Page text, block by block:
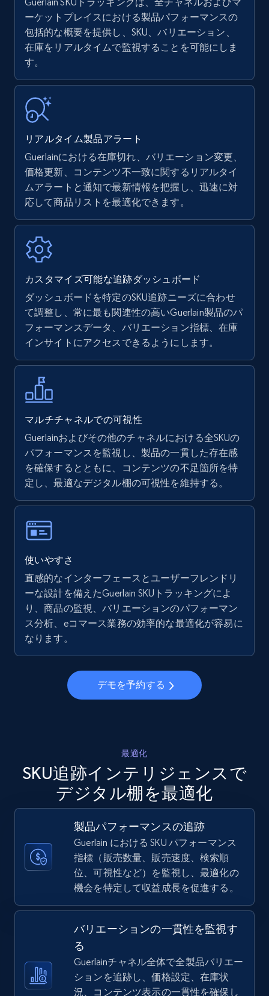
Amazon products - find products by using
upc numbers
Title, Seller name, Brand, Description, Initial
price, Currency, Availability, Reviews count, and
Amazon Reviews
URL, Product name, Product rating, Product
Author name, Asin, and more.
7.4K+
Walmart - products
URL, Final price, Sku, Currency, Gtin,
more.
5.6K+
Walmart - products - Find new products by
using specific category URL
URL, Final price, Sku, Currency, Gtin,
Specifications, Image urls, Top reviews, and
more.
Walmart - products - Collects products by
specific keywords
URL, Final price, Sku, Currency, Gtin,
Specifications, Image urls, Top reviews, and
875+ 今すぐ始める
Walmart - products - Discover products by
using sku numbers
URL, Final price, Sku, Currency, Gtin,
Specifications, Image urls, Top reviews, and
875+ 今すぐ始める
TikTok Shop
URL, Title, Available, Description, Currency, Initial
price, Final price, Discount percent, and more.
5.4K+ 668+ 今すぐ始める
ーケットプレイスにおける製品パフォーマンスの
包括的な概要を提供し、SKU、バリエーション、
在庫をリアルタイムで監視することを可能にしま
す。
リアルタイム製品アラート
Guerlainにおける在庫切れ、バリエーション変更、
価格更新、コンテンツ不一致に関するリアルタイ
ムアラートと通知で最新情報を把握し、迅速に対
応して商品リストを最適化できます。
カスタマイズ可能な追跡ダッシュボード
ダッシュボードを特定のSKU追跡ニーズに合わせ
て調整し、常に最も関連性の高いGuerlain製品のパ
フォーマンスデータ、バリエーション指標、在庫
インサイトにアクセスできるようにします。
マルチチャネルでの可視性
Guerlainおよびその他のチャネルにおける全SKUの
パフォーマンスを監視し、製品の一貫した存在感
を確保するとともに、コンテンツの不足箇所を特
定し、最適なデジタル棚の可視性を維持する。
使いやすさ
直感的なインターフェースとユーザーフレンドリ
ーな設計を備えたGuerlain SKUトラッキングによ
り、商品の監視、バリエーションのパフォーマン
ス分析、eコマース業務の効率的な最適化が容易に
なります。
デモを予約する
最適化
SKU追跡インテリジェンスで
デジタル棚を最適化
製品パフォーマンスの追跡
Guerlain における SKU パフォーマンス
指標（販売数量、販売速度、検索順
位、可視性など）を監視し、最適化の
機会を特定して収益成長を促進する。
バリエーションの一貫性を監視す
る
Guerlainチャネル全体で全製品バリエー
ションを追跡し、価格設定、在庫状
況、コンテンツ表示の一貫性を確保し